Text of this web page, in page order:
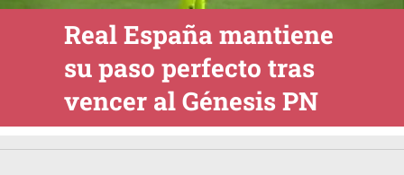
Real España mantiene
su paso perfecto tras
vencer al Génesis PN